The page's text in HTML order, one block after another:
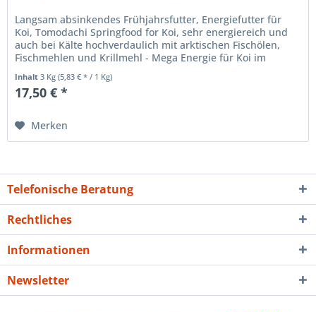
Langsam absinkendes Frühjahrsfutter, Energiefutter für
Koi, Tomodachi Springfood for Koi, sehr energiereich und
auch bei Kälte hochverdaulich mit arktischen Fischölen,
Fischmehlen und Krillmehl - Mega Energie für Koi im
Inhalt3 Kg(5,83 € * / 1 Kg)
17,50 € *
Merken
Telefonische Beratung
Rechtliches
Informationen
Newsletter